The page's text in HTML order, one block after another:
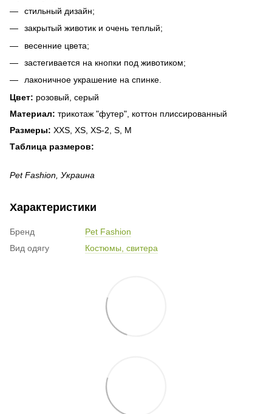
стильный дизайн;
закрытый животик и очень теплый;
весенние цвета;
застегивается на кнопки под животиком;
лаконичное украшение на спинке.
Цвет: розовый, серый
Материал: трикотаж "футер", коттон плиссированный
Размеры: XXS, XS, XS-2, S, M
Таблица размеров:
Pet Fashion, Украина
Характеристики
Бренд
Pet Fashion
Вид одягу
Костюмы, свитера